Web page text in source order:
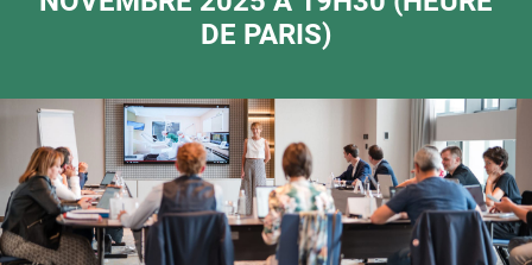
DE PARIS)